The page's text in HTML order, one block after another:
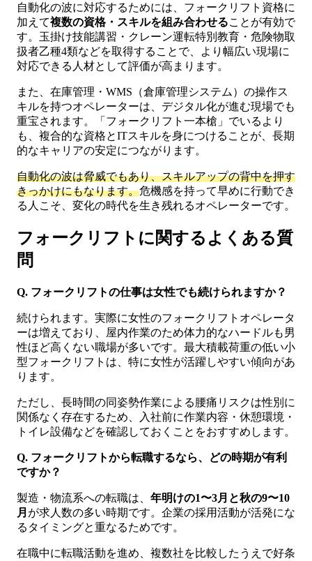
自動化の波に対応するためには、フォークリフト資格に
加えて複数の資格・スキルを組み合わせることが有効で
す。玉掛け技能講習・クレーン運転特別教育・危険物取
扱者乙種4類などを取得することで、より幅広い現場に
対応できる人材として評価が高まります。
また、在庫管理・WMS（倉庫管理システム）の操作ス
キルを持つオペレーターは、デジタル化が進む現場でも
重宝されます。「フォークリフト一本槍」でいるより
も、複合的な資格とITスキルを身につけることが、長期
的なキャリアの安定につながります。
自動化の波は脅威でもあり、スキルアップの背中を押す
きっかけにもなります。危機感を持って早めに行動でき
る人こそ、変化の時代を生き残れるオペレーターです。
フォークリフトに関するよくある質
問
Q. フォークリフトの仕事は女性でも続けられますか？
続けられます。実際に女性のフォークリフトオペレータ
ーは増えており、屋内作業のため体力的なハードルも男
性ほど高くない職場が多いです。最大積載荷重の低い小
型フォークリフトは、特に女性が活躍しやすい傾向があ
ります。
ただし、長時間の同姿勢作業による腰痛リスクは性別に
関係なく存在するため、入社前に作業内容・休憩環境・
トイレ設備などを確認しておくことをおすすめします。
Q. フォークリフトから転職するなら、どの時期が有利
ですか？
製造・物流系への転職は、 年明けの1〜3月と秋の9〜10
月 が求人数の多い時期です。企業の採用活動が活発にな
るタイミングと重なるためです。
在職中に転職活動を進め、複数社を比較したうえで好条